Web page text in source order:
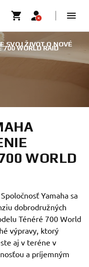
700 WORLD RAID
SVOJ ŽIVOT O NOVÉ
WORLD
Yamaha sa
dobrodružných
Ténéré 700 World
výpravy, ktorý
aj v teréne v
a príjemným